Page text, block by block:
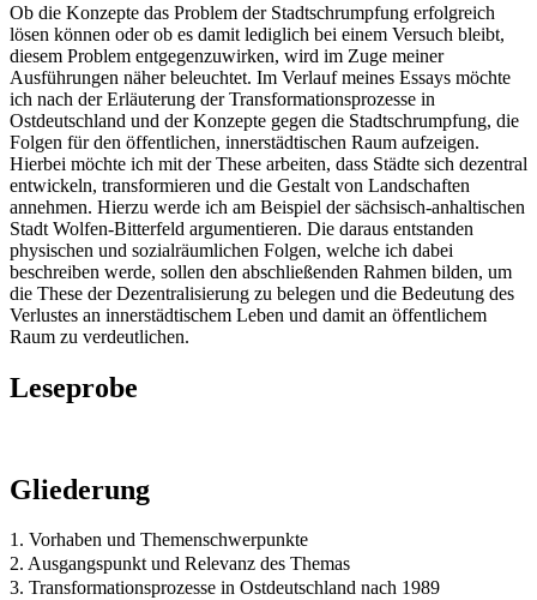
Ob die Konzepte das Problem der Stadtschrumpfung erfolgreich
lösen können oder ob es damit lediglich bei einem Versuch bleibt,
diesem Problem entgegenzuwirken, wird im Zuge meiner
Ausführungen näher beleuchtet. Im Verlauf meines Essays möchte
ich nach der Erläuterung der Transformationsprozesse in
Ostdeutschland und der Konzepte gegen die Stadtschrumpfung, die
Folgen für den öffentlichen, innerstädtischen Raum aufzeigen.
Hierbei möchte ich mit der These arbeiten, dass Städte sich dezentral
entwickeln, transformieren und die Gestalt von Landschaften
annehmen. Hierzu werde ich am Beispiel der sächsisch-anhaltischen
Stadt Wolfen-Bitterfeld argumentieren. Die daraus entstanden
physischen und sozialräumlichen Folgen, welche ich dabei
beschreiben werde, sollen den abschließenden Rahmen bilden, um
die These der Dezentralisierung zu belegen und die Bedeutung des
Verlustes an innerstädtischem Leben und damit an öffentlichem
Raum zu verdeutlichen.
Leseprobe
Gliederung
1. Vorhaben und Themenschwerpunkte
2. Ausgangspunkt und Relevanz des Themas
3. Transformationsprozesse in Ostdeutschland nach 1989